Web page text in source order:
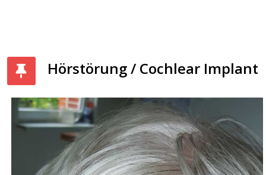
Hörstörung / Cochlear Implant